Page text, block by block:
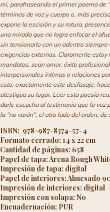
mi, parafraseando el primer poema de
términos de voz y cuerpo o, más
expone la escisión y su rotura,
una mirada que no logra enfocar el
sin tensionarlo con un adentro
exigencias externas. Claramente
mandatos, sean amor, éxito
interpersonales íntimas o relaciones
esto, exactamente este desfasaje,
atestigua su lugar. Leer esta poesía
darle escucha al testimonio que la voz
la "no varón", el otro lado del orden, de
ISBN: 978-987-8374-57-4
Formato cerrado: 14 x 22 cm
Cantidad de páginas: 658
Papel de tapa: Arena Rough
Impresión de tapa: digital
Papel de interiores: Ahuesado
Impresión de interiores: digital
Impresión con solapa: No
Encuadernación: PUR